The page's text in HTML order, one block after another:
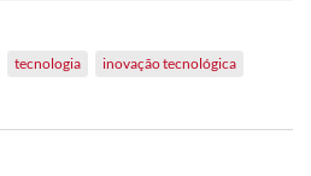
tecnologia
inovação tecnológica